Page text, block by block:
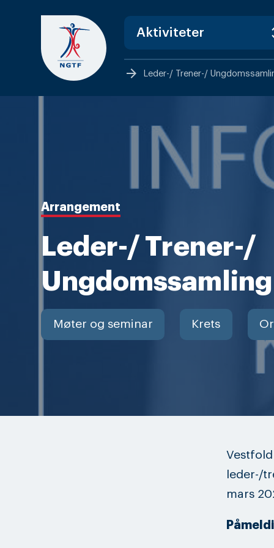
content
arrow_forward Leder-/ Trener-/
Arrangement
Leder-/ Trener-/
Ungdomssamling
Møter og seminar Krets
leder-/
mars